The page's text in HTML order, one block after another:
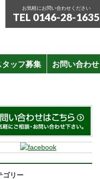
お気軽にお問い合わせください
TEL 0146-28-1635
タッフ募集 お問い合わせ
ゴリー